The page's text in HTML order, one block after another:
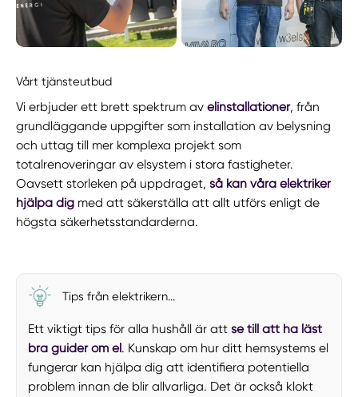
Vårt tjänsteutbud
Vi erbjuder ett brett spektrum avelinstallationer, från
grundläggande uppgifter som installation av belysning
och uttag till mer komplexa projekt som
totalrenoveringar av elsystem i stora fastigheter.
Oavsett storleken på uppdraget,så kan våra elektriker
hjälpa dig med att säkerställa att allt utförs enligt de
högsta säkerhetsstandarderna.
Tips från elektrikern...
Ett viktigt tips för alla hushåll är att se till att ha läst
bra guider om el. Kunskap om hur ditt hemsystems el
fungerar kan hjälpa dig att identifiera potentiella
problem innan de blir allvarliga. Det är också klokt